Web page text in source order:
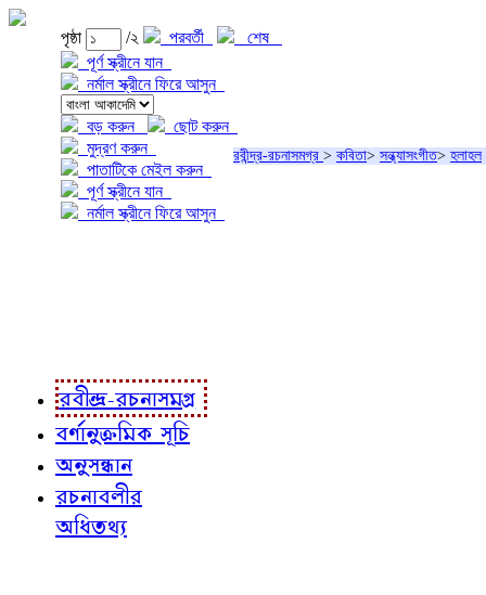
পৃষ্ঠা /২ পরবর্তী
শেষ
পূর্ণ স্ক্রীনে যান
নর্মাল স্ক্রীনে ফিরে আসুন
বড় করুন
ছোট করুন
মুদ্রণ করুন
পাতাটিকে মেইল করুন
পূর্ণ স্ক্রীনে যান
নর্মাল স্ক্রীনে ফিরে আসুন
রবীন্দ্র-রচনাসমগ্র > কবিতা> সন্ধ্যাসংগীত> হলাহল
রবীন্দ্র-রচনাসমগ্র
বর্ণানুক্রমিক সূচি
অনুসন্ধান
রচনাবলীর
অধিতথ্য